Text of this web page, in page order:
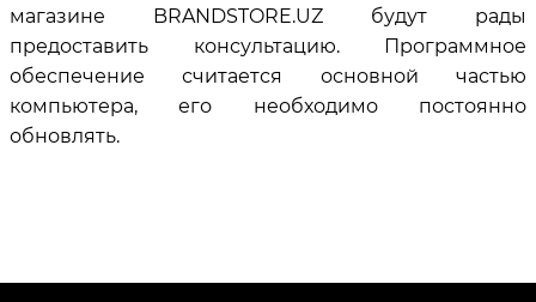
магазине BRANDSTORE.UZ будут рады
предоставить консультацию. Программное
обеспечение считается основной частью
компьютера, его необходимо постоянно
обновлять.